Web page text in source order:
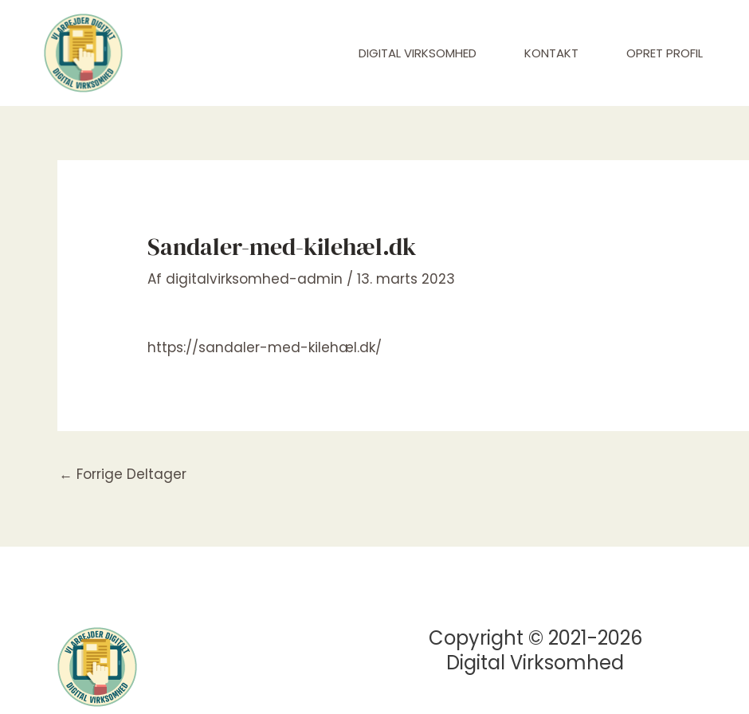
indholdet
DIGITAL VIRKSOMHED KONTAKT OPRET PROFIL
Sandaler-med-kilehæl.dk
Af digitalvirksomhed-admin /13. marts 2023
https://sandaler-med-kilehæl.dk/
← Forrige Deltager
Copyright © 2021-2026
Digital Virksomhed